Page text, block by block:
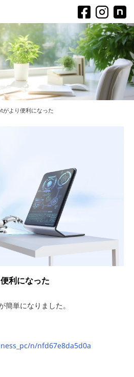
より便利になった
利になった
簡単になりました。
n/nfd67e8da5d0a